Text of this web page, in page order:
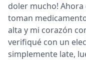
doler mucho!
toman
alta y mi corazón
verifiqué con un
simplemente late,